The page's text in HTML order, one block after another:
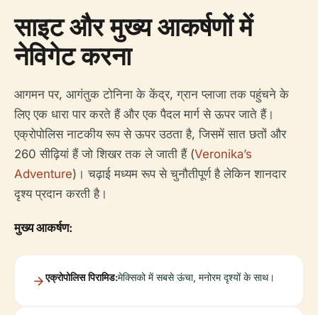
साइट और मुख्य आकर्षणों में
नेविगेट करना
आगमन पर, आगंतुक टोनिना के केंद्र, ग्रान प्लाजा तक पहुंचने के
लिए एक धारा पार करते हैं और एक पैदल मार्ग से ऊपर जाते हैं।
एक्रोपोलिस नाटकीय रूप से ऊपर उठता है, जिसमें सात छतों और
260 सीढ़ियां हैं जो शिखर तक ले जाती हैं (Veronika’s
Adventure)। चढ़ाई मध्यम रूप से चुनौतीपूर्ण है लेकिन शानदार
दृश्य प्रदान करती है।
मुख्य आकर्षण:
एक्रोपोलिस पिरामिड:मेक्सिको में सबसे ऊंचा, मनोरम दृश्यों के साथ।